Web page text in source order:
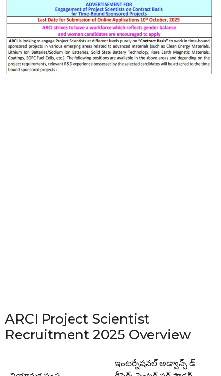
ARCI Project Scientist
Recruitment 2025 Overview
ఇంటర్నేషనల్ అడ్వాన్స్ డ్